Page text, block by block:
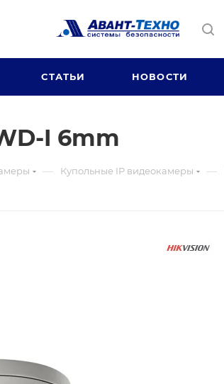
СТАТЬИ НОВОСТИ
I 6mm
— Купольные IP видеокамеры —